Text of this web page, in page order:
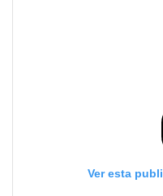
Ver esta